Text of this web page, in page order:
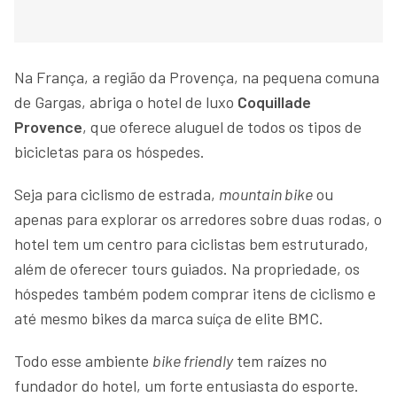
Na França, a região da Provença, na pequena comuna
de Gargas, abriga o hotel de luxo Coquillade
Provence, que oferece aluguel de todos os tipos de
bicicletas para os hóspedes.
Seja para ciclismo de estrada, mountain bikeou
apenas para explorar os arredores sobre duas rodas, o
hotel tem um centro para ciclistas bem estruturado,
além de oferecer tours guiados. Na propriedade, os
hóspedes também podem comprar itens de ciclismo e
até mesmo bikes da marca suíça de elite BMC.
Todo esse ambiente bike friendlytem raízes no
fundador do hotel, um forte entusiasta do esporte.